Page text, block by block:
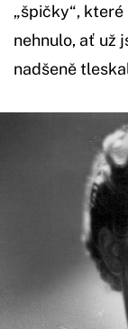
„špičky“,
nehnulo, ať už
nadšeně